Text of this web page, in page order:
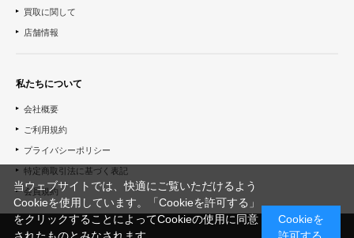
買取に関して
店舗情報
私たちについて
会社概要
ご利用規約
プライバシーポリシー
特定商取引法に基づく表記
会員規約
当ウェブサイトでは、快適にご覧いただけるよう
Cookieを使用しています。「Cookieを許可する」
をクリックすることによってCookieの使用に同意
Cookieを